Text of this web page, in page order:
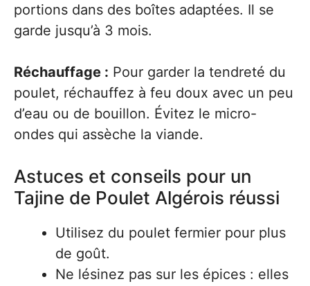
portions dans des boîtes adaptées. Il se
garde jusqu’à 3 mois.
Réchauffage : Pour garder la tendreté du
poulet, réchauffez à feu doux avec un peu
d’eau ou de bouillon. Évitez le micro-
ondes qui assèche la viande.
Astuces et conseils pour un
Tajine de Poulet Algérois réussi
Utilisez du poulet fermier pour plus
de goût.
Ne lésinez pas sur les épices : elles